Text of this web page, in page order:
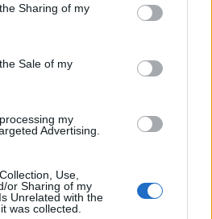
Sharing of my
Sale of my
my
Advertising.
Use,
or Sharing of my
Unrelated with the
was collected.